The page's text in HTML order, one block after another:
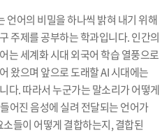
언어의 비밀을 하나씩 밝혀 내기 위해
주제를 공부하는 학과입니다. 인간의
는 세계화 시대 외국어 학습 열풍으로
왔으며 앞으로 도래할 AI 시대에는
다. 따라서 누군가는 말소리가 어떻게
어진 음성에 실려 전달되는 언어가
들이 어떻게 결합하는지, 결합된